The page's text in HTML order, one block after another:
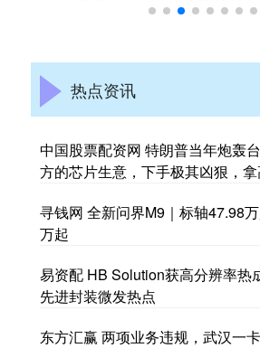
热点资讯
中国股票配资网 特朗普当年炮轰
方的芯片生意，下手极其凶狠，
寻钱网 全新问界M9｜标轴47.98
万起
易资配 HB Solution获高分辨率热
先进封装微发热点
东方汇赢 两项业务违规，武汉一